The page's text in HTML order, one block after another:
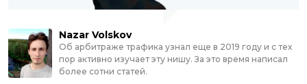
Nazar Volskov
Об арбитраже трафика узнал еще в 2019 году и с тех
пор активно изучает эту нишу. За это время написал
более сотни статей.